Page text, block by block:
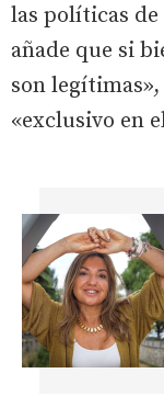
las políticas
añade que si
son
«exclusivo en